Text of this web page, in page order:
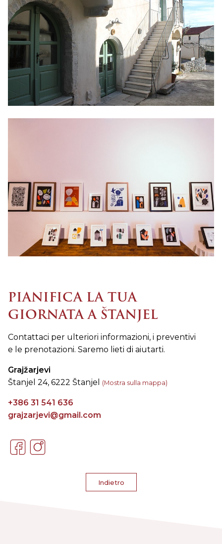
PIANIFICA LA TUA
GIORNATA A ŠTANJEL
Contattaci per ulteriori informazioni, i preventivi
e le prenotazioni. Saremo lieti di aiutarti.
Grajžarjevi
Štanjel 24, 6222 Štanjel
(Mostra sulla mappa)
+386 31 541 636
grajzarjevi@gmail.com
Indietro